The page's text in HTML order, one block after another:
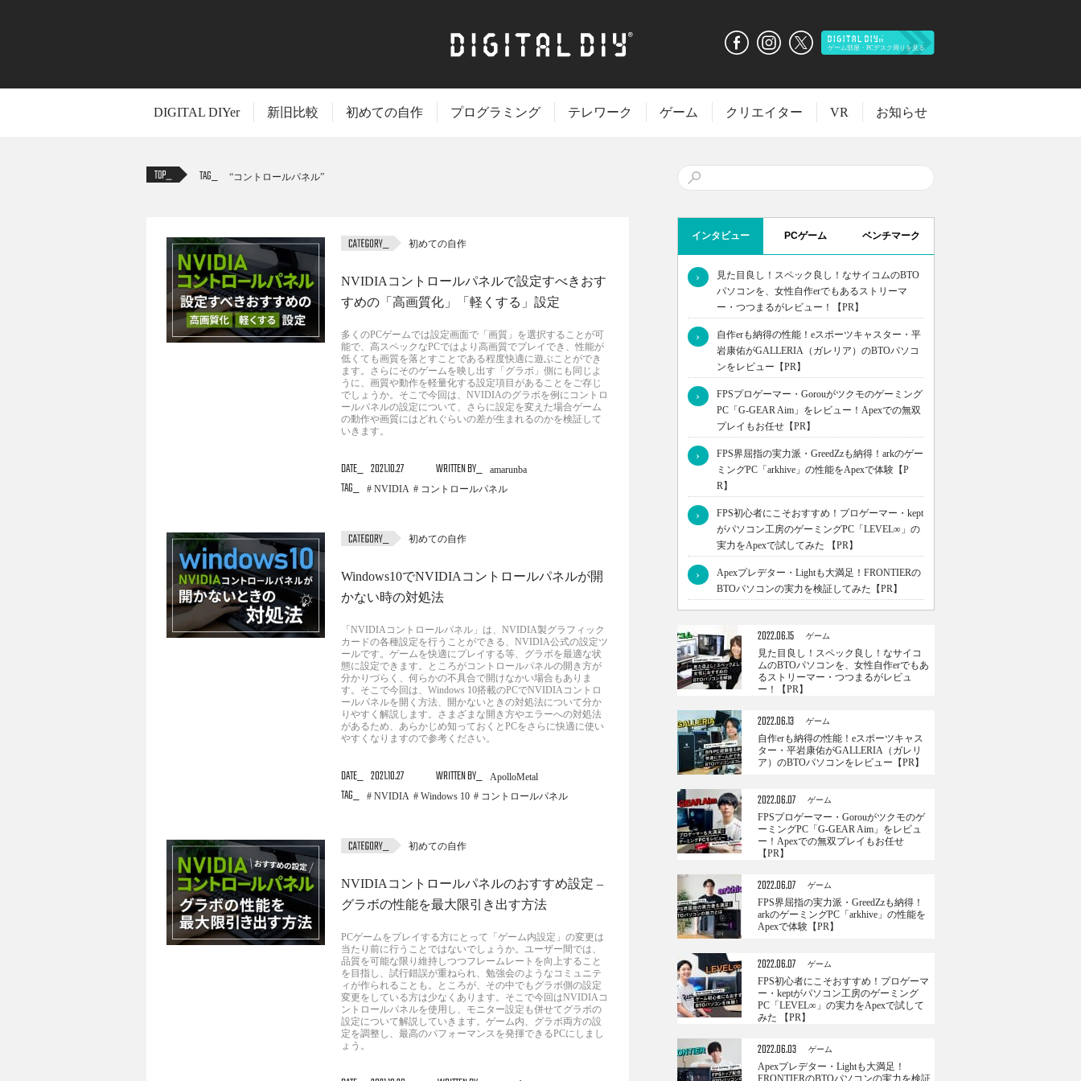
DIGITAL DIYer 新旧比較 初めての自作 プログラミング テレワーク ゲーム クリエイター VR お知らせ
TAG コントロールパネル
初めての自作
NVIDIAコントロールパネルで設定すべきおす
すめの「高画質化」「軽くする」設定
多くのPCゲームでは設定画面で「画質」を選択することが可
能で、高スペックなPCではより高画質でプレイでき、性能が
低くても画質を落とすことである程度快適に遊ぶことができ
ます。さらにそのゲームを映し出す「グラボ」側にも同じよ
うに、画質や動作を軽量化する設定項目があることをご存じ
でしょうか。そこで今回は、NVIDIAのグラボを例にコントロ
ールパネルの設定について、さらに設定を変えた場合ゲーム
の動作や画質にはどれぐらいの差が生まれるのかを検証して
いきます。
DATE 2021.10.27 WRITTEN BY amarunba
TAG NVIDIA コントロールパネル
初めての自作
Windows10でNVIDIAコントロールパネルが開
かない時の対処法
「NVIDIAコントロールパネル」は、NVIDIA製グラフィック
カードの各種設定を行うことができる、NVIDIA公式の設定ツ
ールです。ゲームを快適にプレイする等、グラボを最適な状
態に設定できます。ところがコントロールパネルの開き方が
分かりづらく、何らかの不具合で開けなかい場合もありま
す。そこで今回は、Windows 10搭載のPCでNVIDIAコントロ
ールパネルを開く方法、開かないときの対処法について分か
りやすく解説します。さまざまな開き方やエラーへの対処法
があるため、あらかじめ知っておくとPCをさらに快適に使い
やすくなりますので参考ください。
DATE 2021.10.27 WRITTEN BY ApolloMetal
TAG NVIDIA Windows 10 コントロールパネル
初めての自作
NVIDIAコントロールパネルのおすすめ設定 –
グラボの性能を最大限引き出す方法
PCゲームをプレイする方にとって「ゲーム内設定」の変更は
当たり前に行うことではないでしょうか。ユーザー間では、
品質を可能な限り維持しつつフレームレートを向上すること
を目指し、試行錯誤が重ねられ、勉強会のようなコミュニテ
ィが作られることも。ところが、その中でもグラボ側の設定
変更をしている方は少なくあります。そこで今回はNVIDIAコ
ントロールパネルを使用し、モニター設定も併せてグラボの
設定について解説していきます。ゲーム内、グラボ両方の設
定を調整し、最高のパフォーマンスを発揮できるPCにしまし
ょう。
インタビュー PCゲーム ベンチマーク
›
見た目良し！スペック良し！なサイコムのBTO
パソコンを、女性自作erでもあるストリーマ
ー・つつまるがレビュー！【PR】
›
自作erも納得の性能！eスポーツキャスター・平
岩康佑がGALLERIA（ガレリア）のBTOパソコ
ンをレビュー【PR】
›
FPSプロゲーマー・Gorouがツクモのゲーミング
PC「G-GEAR Aim」をレビュー！Apexでの無双
プレイもお任せ【PR】
›
FPS界屈指の実力派・GreedZzも納得！arkのゲー
ミングPC「arkhive」の性能をApexで体験【P
R】
›
FPS初心者にこそおすすめ！プロゲーマー・kept
がパソコン工房のゲーミングPC「LEVEL∞」の
実力をApexで試してみた 【PR】
›
Apexプレデター・Lightも大満足！FRONTIERの
BTOパソコンの実力を検証してみた【PR】
2022.06.15 ゲーム
見た目良し！スペック良し！なサイコ
ムのBTOパソコンを、女性自作erでもあ
るストリーマー・つつまるがレビュ
ー！【PR】
2022.06.13 ゲーム
自作erも納得の性能！eスポーツキャス
ター・平岩康佑がGALLERIA（ガレリ
ア）のBTOパソコンをレビュー【PR】
2022.06.07 ゲーム
FPSプロゲーマー・Gorouがツクモのゲ
ーミングPC「G-GEAR Aim」をレビュ
ー！Apexでの無双プレイもお任せ
【PR】
2022.06.07 ゲーム
FPS界屈指の実力派・GreedZzも納得！
arkのゲーミングPC「arkhive」の性能を
Apexで体験【PR】
2022.06.07 ゲーム
FPS初心者にこそおすすめ！プロゲーマ
ー・keptがパソコン工房のゲーミング
PC「LEVEL∞」の実力をApexで試して
みた 【PR】
2022.06.03 ゲーム
Apexプレデター・Lightも大満足！
FRONTIERのBTOパソコンの実力を検証